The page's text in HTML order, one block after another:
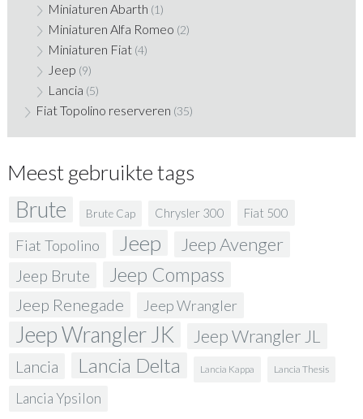
Miniaturen Abarth (1)
Miniaturen Alfa Romeo (2)
Miniaturen Fiat (4)
Jeep (9)
Lancia (5)
Fiat Topolino reserveren (35)
Meest gebruikte tags
Brute Brute Cap Chrysler 300 Fiat 500
Fiat Topolino Jeep Jeep Avenger
Jeep Brute Jeep Compass
Jeep Renegade Jeep Wrangler
Jeep Wrangler JK Jeep Wrangler JL
Lancia Lancia Delta Lancia Kappa Lancia Thesis
Lancia Ypsilon